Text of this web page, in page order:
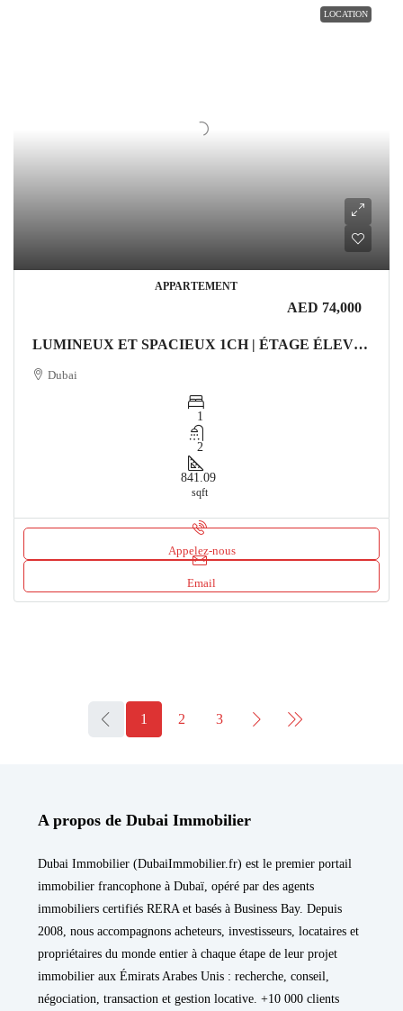
LOCATION
APPARTEMENT
AED 74,000
LUMINEUX ET SPACIEUX 1CH | ÉTAGE ÉLEVÉ | EMPLACEMENT PREMIUM JVC Appartement
Dubai
1
2
841.09
sqft
Appelez-nous
Email
1 2 3
A propos de Dubai Immobilier
Dubai Immobilier (DubaiImmobilier.fr) est le premier portail
immobilier francophone à Dubaï, opéré par des agents
immobiliers certifiés RERA et basés à Business Bay. Depuis
2008, nous accompagnons acheteurs, investisseurs, locataires et
propriétaires du monde entier à chaque étape de leur projet
immobilier aux Émirats Arabes Unis : recherche, conseil,
négociation, transaction et gestion locative. +10 000 clients